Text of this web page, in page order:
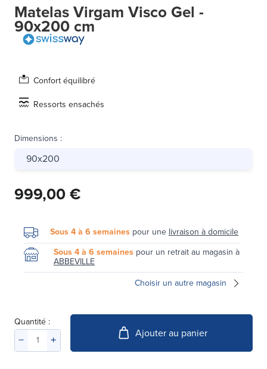
Matelas Virgam Visco Gel -
90x200 cm
Confort équilibré
Ressorts ensachés
Dimensions :
90x200
999,00 €
Sous 4 à 6 semaines pour unelivraison à domicile
Sous 4 à 6 semaines pour un retrait au magasin à
ABBEVILLE
Choisir un autre magasin
Quantité :
Ajouter au panier